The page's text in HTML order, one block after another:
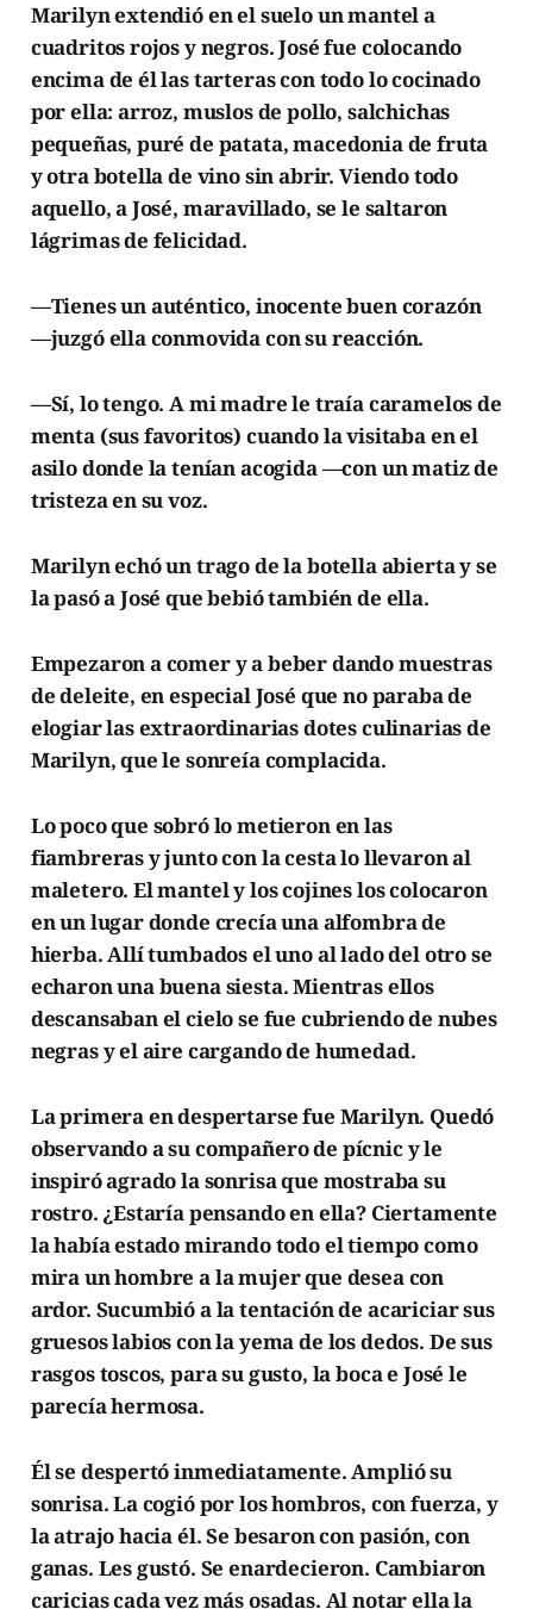
Marilyn extendió en el suelo un mantel a
cuadritos rojos y negros. José fue colocando
encima de él las tarteras con todo lo cocinado
por ella: arroz, muslos de pollo, salchichas
pequeñas, puré de patata, macedonia de fruta
y otra botella de vino sin abrir. Viendo todo
aquello, a José, maravillado, se le saltaron
lágrimas de felicidad.
—Tienes un auténtico, inocente buen corazón
—juzgó ella conmovida con su reacción.
—Sí, lo tengo. A mi madre le traía caramelos de
menta (sus favoritos) cuando la visitaba en el
asilo donde la tenían acogida —con un matiz de
tristeza en su voz.
Marilyn echó un trago de la botella abierta y se
la pasó a José que bebió también de ella.
Empezaron a comer y a beber dando muestras
de deleite, en especial José que no paraba de
elogiar las extraordinarias dotes culinarias de
Marilyn, que le sonreía complacida.
Lo poco que sobró lo metieron en las
fiambreras y junto con la cesta lo llevaron al
maletero. El mantel y los cojines los colocaron
en un lugar donde crecía una alfombra de
hierba. Allí tumbados el uno al lado del otro se
echaron una buena siesta. Mientras ellos
descansaban el cielo se fue cubriendo de nubes
negras y el aire cargando de humedad.
La primera en despertarse fue Marilyn. Quedó
observando a su compañero de pícnic y le
inspiró agrado la sonrisa que mostraba su
rostro. ¿Estaría pensando en ella? Ciertamente
la había estado mirando todo el tiempo como
mira un hombre a la mujer que desea con
ardor. Sucumbió a la tentación de acariciar sus
gruesos labios con la yema de los dedos. De sus
rasgos toscos, para su gusto, la boca e José le
parecía hermosa.
Él se despertó inmediatamente. Amplió su
sonrisa. La cogió por los hombros, con fuerza, y
la atrajo hacia él. Se besaron con pasión, con
ganas. Les gustó. Se enardecieron. Cambiaron
caricias cada vez más osadas. Al notar ella la